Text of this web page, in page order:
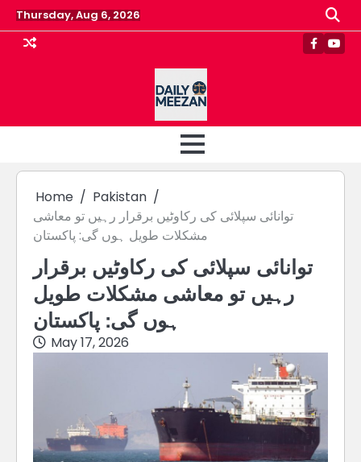
Skip
to
content
Thursday, Aug 6, 2026
Home
Pakistan
توانائی سپلائی کی رکاوٹیں برقرار رہیں تو معاشی
مشکلات طویل ہوں گی: پاکستان
توانائی سپلائی کی رکاوٹیں برقرار
رہیں تو معاشی مشکلات طویل
ہوں گی: پاکستان
May 17, 2026